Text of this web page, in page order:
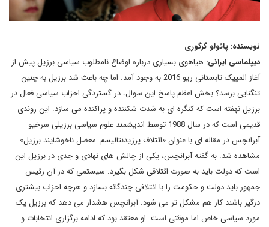
نویسنده: پائولو گرگوری
دیپلماسی ایرانی: هیاهوی بسیاری درباره اوضاع نامطلوب سیاسی برزیل پیش از
آغاز المپیک تابستانی ریو 2016 به وجود آمد. اما چه باعث شد برزیل به چنین
تنگنایی برسد؟ بخش اعظم پاسخ این سوال، در گستردگی احزاب سیاسی فعال در
برزیل نهفته است که کنگره ای به شدت شکننده و پراکنده می سازد. این روندی
قدیمی است که در سال 1988 توسط اندیشمند علوم سیاسی برزیلی سرخیو
آبرانچس در مقاله ای با عنوان «ائتلاف پرزیدنتالیسم: معضل ناخوشایند برزیل»
مشاهده شد. به گفته آبرانچس، یکی از چالش های نهادی و جدی در برزیل این
است که دولت باید به صورت ائتلاقی شکل بگیرد. سیستمی که در آن رئیس
جمهور باید دولت و حکومت را با ائتلافی چندگانه بسازد و هرچه احزاب بیشتری
درگیر باشند کار هم مشکل تر می شود. آبرانچس هشدار می دهد که برزیل یک
مورد سیاسی خاص اما موقتی است. او معتقد بود که ادامه برگزاری انتخابات و